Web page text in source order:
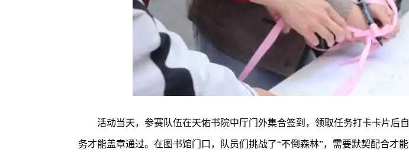
活动当天，参赛队伍在天佑书院中厅门外集合签到，领取任务打卡卡片后
务才能盖章通过。在图书馆门口，队员们挑战了“不倒森林”，需要默契配合